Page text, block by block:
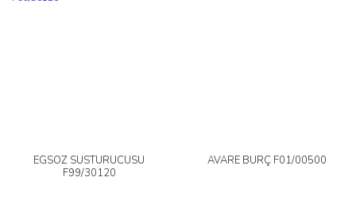
EGSOZ SUSTURUCUSU
F99/30120
AVARE BURÇ F01/00500